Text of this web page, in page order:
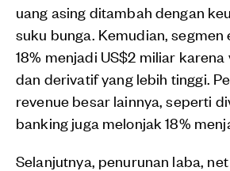
uang asing ditambah dengan
suku bunga. Kemudian,
18% menjadi US$2 miliar
dan derivatif yang lebih tinggi.
revenue besar lainnya, seperti
banking juga melonjak 18%
Selanjutnya, penurunan laba,